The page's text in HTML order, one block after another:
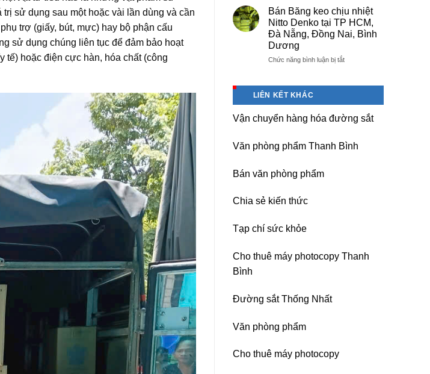
sử dụng sau một hoặc vài lần dùng và cần
trợ (giấy, bút, mực) hay bộ phận cấu
sử dụng chúng liên tục để đảm bảo hoạt
tế) hoặc điện cực hàn, hóa chất (công
thăng
Long,
Nội
Nội
giá
rẻ,
uy
tín-
dạy
giấy
Double
A
tốt
Bán Băng keo chịu nhiệt
Nitto Denko tại TP HCM,
Đà Nẵng, Đồng Nai, Bình
Dương
Chức năng bình luận bị tắtở
Nitto
tại
TP
LIÊN KẾT KHÁC
Vận chuyển hàng hóa đường sắt
Văn phòng phẩm Thanh Bình
Bán văn phòng phẩm
Chia sẻ kiến thức
Tạp chí sức khỏe
Cho thuê máy photocopy Thanh
Bình
Đường sắt Thống Nhất
Văn phòng phẩm
Cho thuê máy photocopy